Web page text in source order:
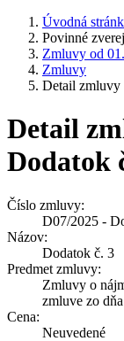
Úvodná
Povinné
Zmluvy od
Zmluvy
Detail zmluvy
Detail
Dodatok
Číslo zmluvy:
D07/2025 -
Názov:
Dodatok č. 3
Predmet zmluvy:
Zmluvy o
zmluve zo
Cena:
Neuvedené